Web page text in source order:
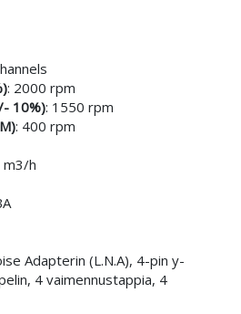
: 2000 rpm
10%): 1550 rpm
: 400 rpm
m3/h
Adapterin (L.N.A), 4-pin y-
4 vaimennustappia, 4